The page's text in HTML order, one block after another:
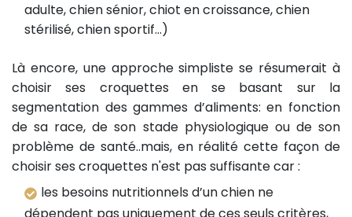
adulte, chien sénior, chiot en croissance, chien
stérilisé, chien sportif…)
Là encore, une approche simpliste se résumerait à
choisir ses croquettes en se basant sur la
segmentation des gammes d’aliments: en fonction
de sa race, de son stade physiologique ou de son
problème de santé..mais, en réalité cette façon de
choisir ses croquettes n'est pas suffisante car :
les besoins nutritionnels d’un chien ne
dépendent pas uniquement de ces seuls critères,